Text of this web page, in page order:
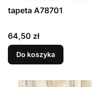
tapeta A78701
Cena
64,50 zł
Do koszyka